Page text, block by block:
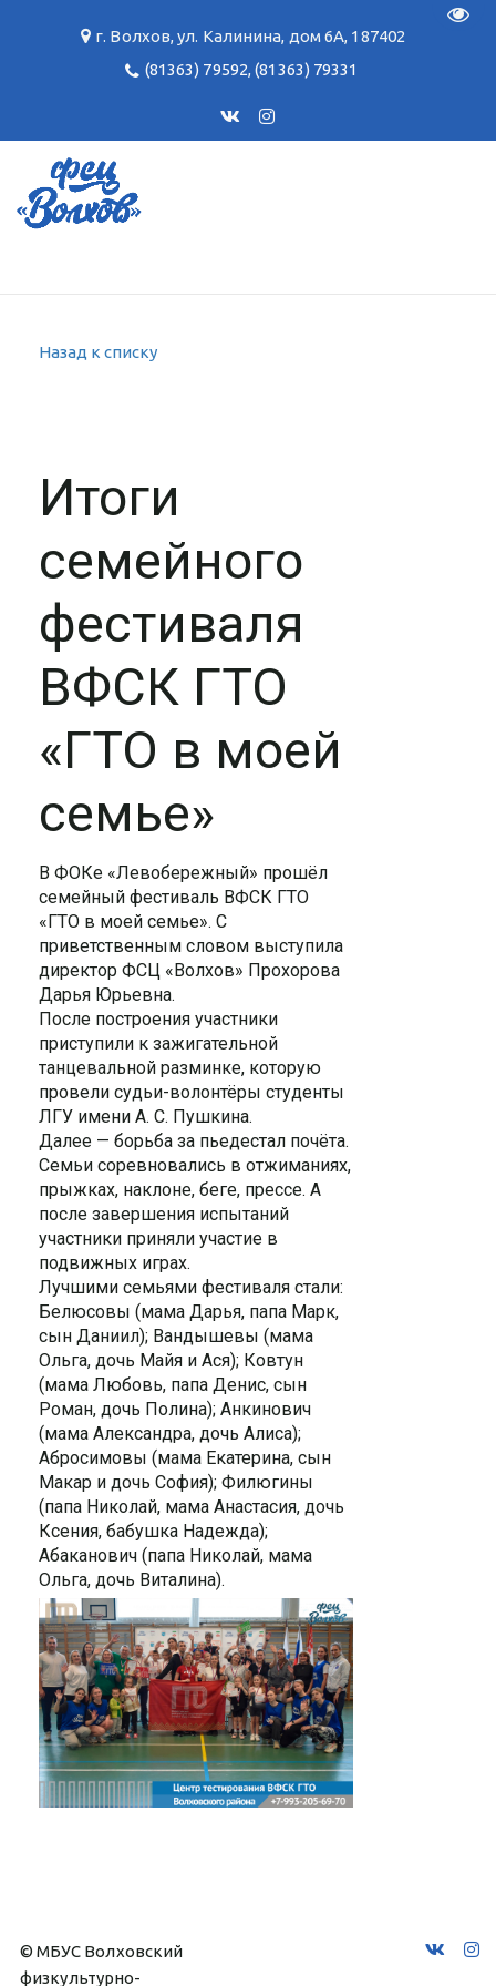
г. Волхов,ул. Калинина, дом 6А, 187402
(81363) 79592,(81363) 79331
Назад к списку
Итоги
семейного
фестиваля
ВФСК ГТО
«ГТО в моей
семье»
В ФОКе «Левобережный» прошёл
семейный фестиваль ВФСК ГТО
«ГТО в моей семье». С
приветственным словом выступила
директор ФСЦ «Волхов» Прохорова
Дарья Юрьевна.
После построения участники
приступили к зажигательной
танцевальной разминке, которую
провели судьи-волонтёры студенты
ЛГУ имени А. С. Пушкина.
Далее — борьба за пьедестал почёта.
Семьи соревновались в отжиманиях,
прыжках, наклоне, беге, прессе. А
после завершения испытаний
участники приняли участие в
подвижных играх.
Лучшими семьями фестиваля стали:
Белюсовы (мама Дарья, папа Марк,
сын Даниил); Вандышевы (мама
Ольга, дочь Майя и Ася); Ковтун
(мама Любовь, папа Денис, сын
Роман, дочь Полина); Анкинович
(мама Александра, дочь Алиса);
Абросимовы (мама Екатерина, сын
Макар и дочь София); Филюгины
(папа Николай, мама Анастасия, дочь
Ксения, бабушка Надежда);
Абаканович (папа Николай, мама
Ольга, дочь Виталина).
© МБУС Волховский
физкультурно-